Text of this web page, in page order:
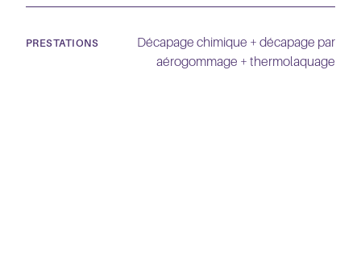
PRESTATIONS
Décapage chimique + décapage par
aérogommage + thermolaquage